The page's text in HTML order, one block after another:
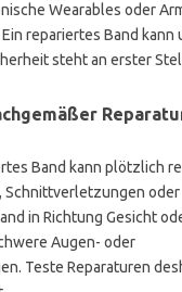
Wearables oder
repariertes Band
steht an erster
Band kann plötzlich
Schnittverletzungen
in Richtung Gesicht
Augen- oder
Teste Reparaturen